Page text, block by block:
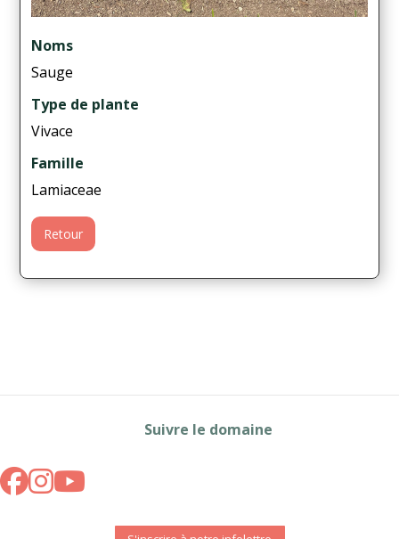
Noms
Sauge
Type de plante
Vivace
Famille
Lamiaceae
Retour
Suivre le domaine